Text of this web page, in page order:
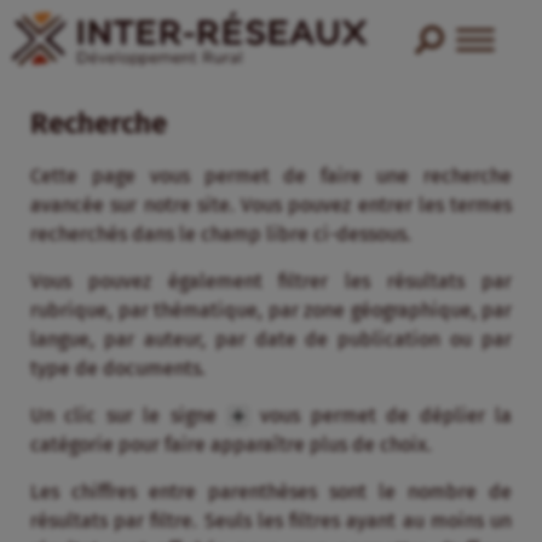
Recherche
Cette page vous permet de faire une recherche
avancée sur notre site. Vous pouvez entrer les termes
recherchés dans le champ libre ci-dessous.
Vous pouvez également filtrer les résultats par
rubrique, par thématique, par zone géographique, par
langue, par auteur, par date de publication ou par
type de documents.
Un clic sur le signe
vous permet de déplier la
catégorie pour faire apparaître plus de choix.
Les chiffres entre parenthèses sont le nombre de
résultats par filtre. Seuls les filtres ayant au moins un